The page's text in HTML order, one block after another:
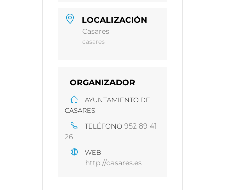
LOCALIZACIÓN
Casares
casares
ORGANIZADOR
AYUNTAMIENTO DE
CASARES
TELÉFONO 952 89 41
26
WEB
http://casares.es